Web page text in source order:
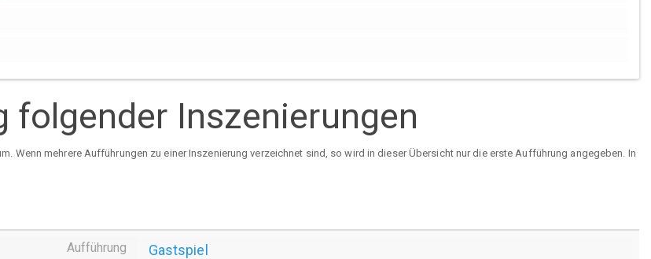
folgender Inszenierungen
Wenn mehrere Aufführungen zu einer Inszenierung verzeichnet sind, so wird in dieser Übersicht nur die erste Aufführung angegeben. In
Aufführung
Gastspiel